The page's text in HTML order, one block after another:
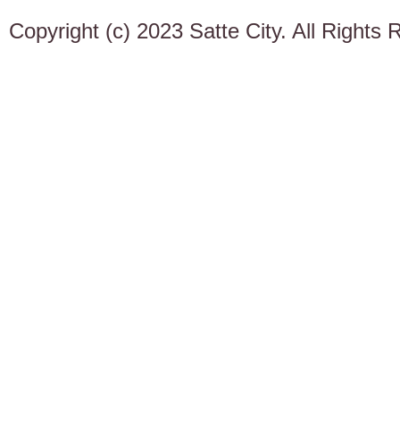
Copyright (c) 2023 Satte City. All Rights